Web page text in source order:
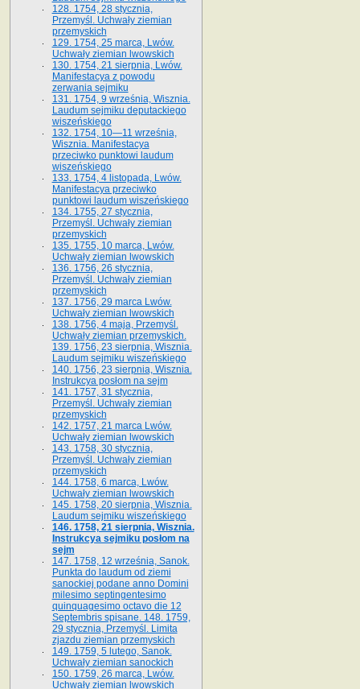
128. 1754, 28 stycznia,
Przemyśl. Uchwały ziemian
przemyskich
129. 1754, 25 marca, Lwów.
Uchwały ziemian lwowskich
130. 1754, 21 sierpnia, Lwów.
Manifestacya z powodu
zerwania sejmiku
131. 1754, 9 września, Wisznia.
Laudum sejmiku deputackiego
wiszeńskiego
132. 1754, 10—11 września,
Wisznia. Manifestacya
przeciwko punktowi laudum
wiszeńskiego
133. 1754, 4 listopada, Lwów.
Manifestacya przeciwko
punktowi laudum wiszeńskiego
134. 1755, 27 stycznia,
Przemyśl. Uchwały ziemian
przemyskich
135. 1755, 10 marca, Lwów.
Uchwały ziemian lwowskich
136. 1756, 26 stycznia,
Przemyśl. Uchwały ziemian
przemyskich
137. 1756, 29 marca Lwów.
Uchwały ziemian lwowskich
138. 1756, 4 maja, Przemyśl.
Uchwały ziemian przemyskich.
139. 1756, 23 sierpnia, Wisznia.
Laudum sejmiku wiszeńskiego
140. 1756, 23 sierpnia, Wisznia.
Instrukcya posłom na sejm
141. 1757, 31 stycznia,
Przemyśl. Uchwały ziemian
przemyskich
142. 1757, 21 marca Lwów.
Uchwały ziemian lwowskich
143. 1758, 30 stycznia,
Przemyśl. Uchwały ziemian
przemyskich
144. 1758, 6 marca, Lwów.
Uchwały ziemian lwowskich
145. 1758, 20 sierpnia, Wisznia.
Laudum sejmiku wiszeńskiego
146. 1758, 21 sierpnia, Wisznia.
Instrukcya sejmiku posłom na
sejm
147. 1758, 12 września, Sanok.
Punkta do laudum od ziemi
sanockiej podane anno Domini
milesimo septingentesimo
quinquagesimo octavo die 12
Septembris spisane. 148. 1759,
29 stycznia, Przemyśl. Limita
zjazdu ziemian przemyskich
149. 1759, 5 lutego, Sanok.
Uchwały ziemian sanockich
150. 1759, 26 marca, Lwów.
Uchwały ziemian lwowskich